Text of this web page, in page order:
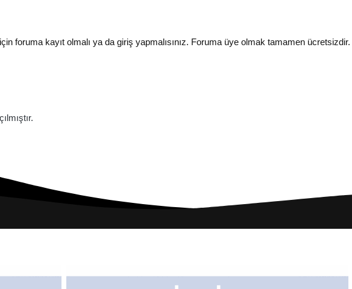
foruma kayıt olmalı ya da giriş yapmalısınız. Foruma üye olmak tamamen ücretsizdir.